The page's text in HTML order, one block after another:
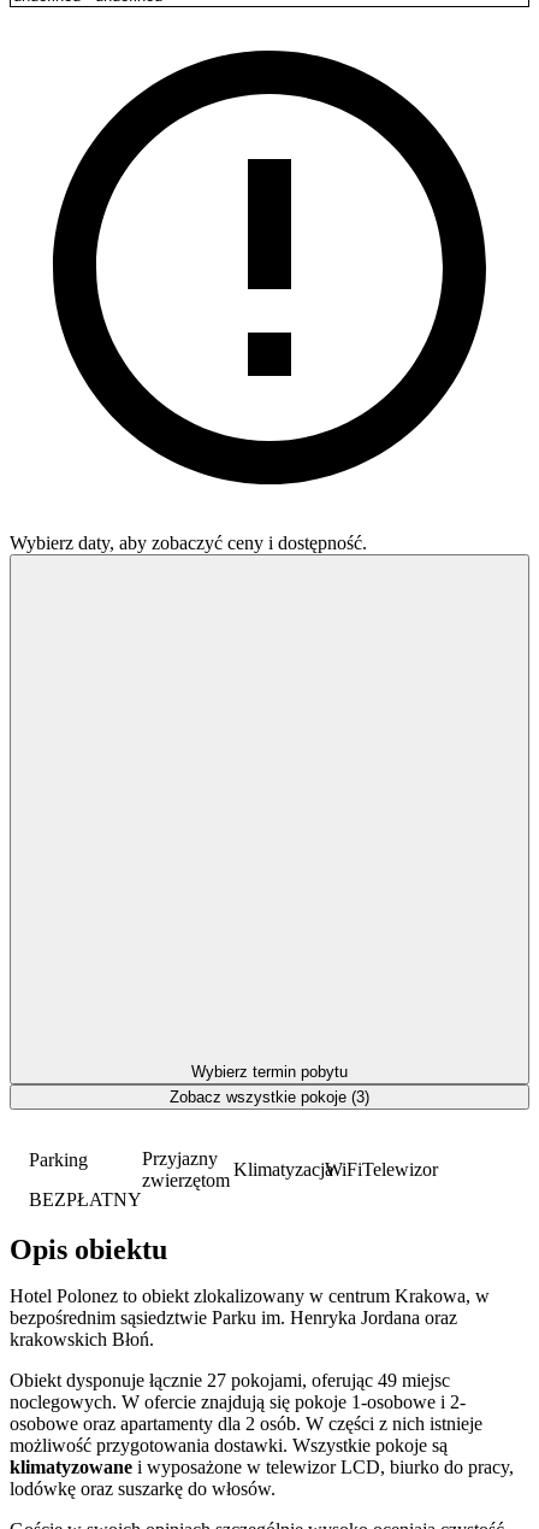
Parking
BEZPŁATNY
Przyjazny
zwierzętom
KlimatyzacjaWiFiTelewizor
Opis obiektu
Hotel Polonez to obiekt zlokalizowany w centrum Krakowa, w
bezpośrednim sąsiedztwie Parku im. Henryka Jordana oraz
krakowskich Błoń.
Obiekt dysponuje łącznie 27 pokojami, oferując 49 miejsc
noclegowych. W ofercie znajdują się pokoje 1-osobowe i 2-
osobowe oraz apartamenty dla 2 osób. W części z nich istnieje
możliwość przygotowania dostawki. Wszystkie pokoje są
klimatyzowane i wyposażone w telewizor LCD, biurko do pracy,
lodówkę oraz suszarkę do włosów.
Wybierz daty, aby zobaczyć ceny i dostępność.
Wybierz termin pobytu
Zobacz wszystkie pokoje (3)